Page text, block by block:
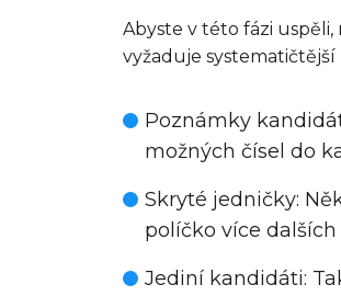
Abyste v této fázi
vyžaduje systematičtější
Poznámky
možných čísel do
Skryté jedničky:
políčko více
Jediní kandidáti: